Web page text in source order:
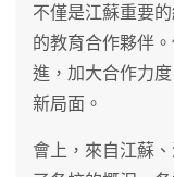
不僅是江蘇重要
的教育合作夥伴
進，加大合作力
新局面。
會上，來自江蘇